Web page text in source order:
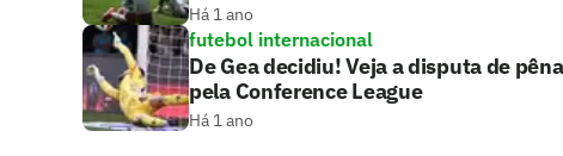
Há 1 ano
futebol internacional
De Gea decidiu! Veja a disputa de
pela Conference League
Há 1 ano